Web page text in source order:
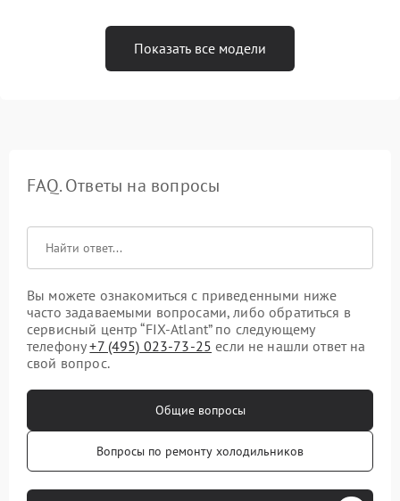
Показать все модели
FAQ. Ответы на вопросы
Вы можете ознакомиться с приведенными ниже
часто задаваемыми вопросами, либо обратиться в
сервисный центр “FIX-Atlant” по следующему
телефону+7 (495) 023-73-25 если не нашли ответ на
свой вопрос.
Общие вопросы
Вопросы по ремонту холодильников